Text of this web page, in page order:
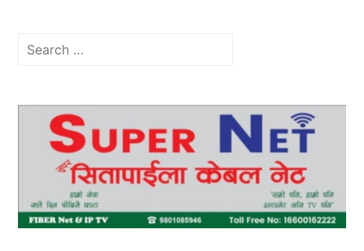
Search